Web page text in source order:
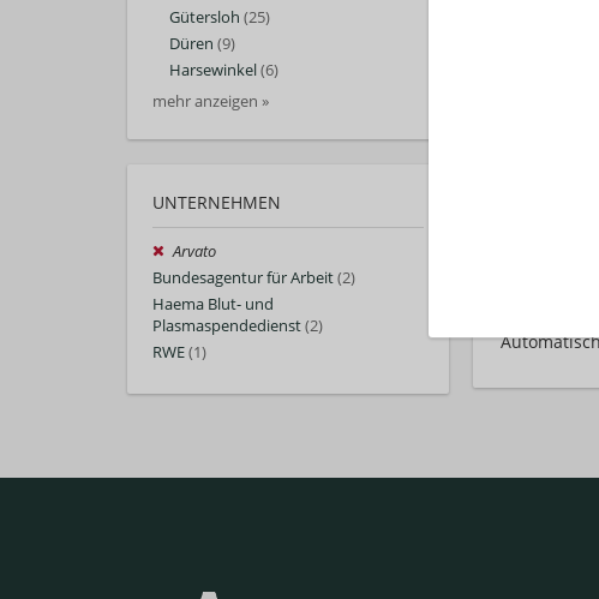
Gütersloh (25)
Düren (9)
Harsewinkel(6)
mehr anzeigen »
UNTERNEHMEN
Arvato
Bundesagentur für Arbeit(2)
Haema Blut- und
Plasmaspendedienst(2)
RWE(1)